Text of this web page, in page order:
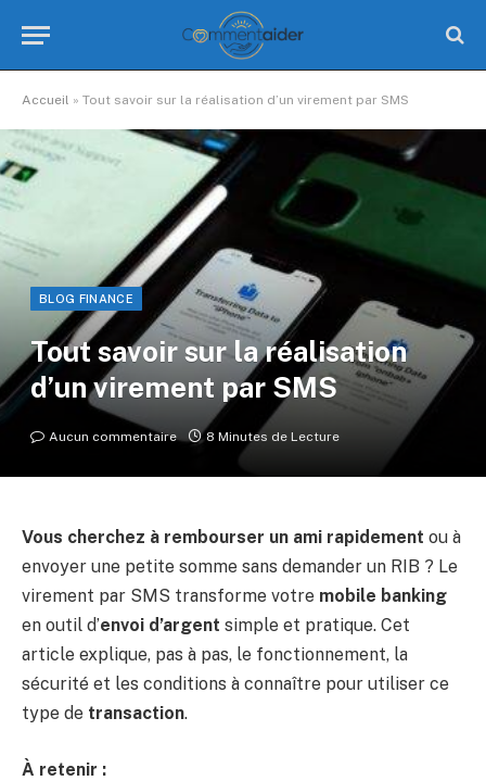
Accueil » Tout savoir sur la réalisation d’un virement par SMS
BLOG FINANCE
Tout savoir sur la réalisation
d’un virement par SMS
Aucun commentaire 8 Minutes de Lecture
Vous cherchez à rembourser un ami rapidement ou à
envoyer une petite somme sans demander un RIB ? Le
virement par SMS transforme votre mobile banking
en outil d’envoi d’argent simple et pratique. Cet
article explique, pas à pas, le fonctionnement, la
sécurité et les conditions à connaître pour utiliser ce
type de transaction.
À retenir :